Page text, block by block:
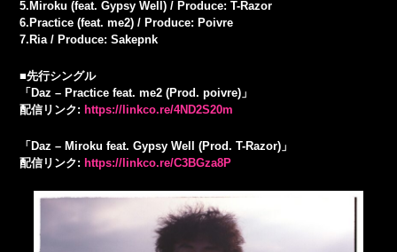
5.Miroku (feat. Gypsy Well) / Produce: T-Razor
6.Practice (feat. me2) / Produce: Poivre
7.Ria / Produce: Sakepnk
■先行シングル
「Daz – Practice feat. me2 (Prod. poivre)」
配信リンク: https://linkco.re/4ND2S20m
「Daz – Miroku feat. Gypsy Well (Prod. T-Razor)」
配信リンク: https://linkco.re/C3BGza8P